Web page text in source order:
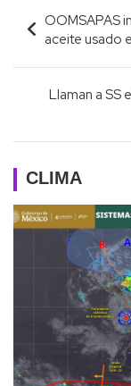
de
entradas
OOMSAPAS
aceite usado
Llaman a SS
CLIMA